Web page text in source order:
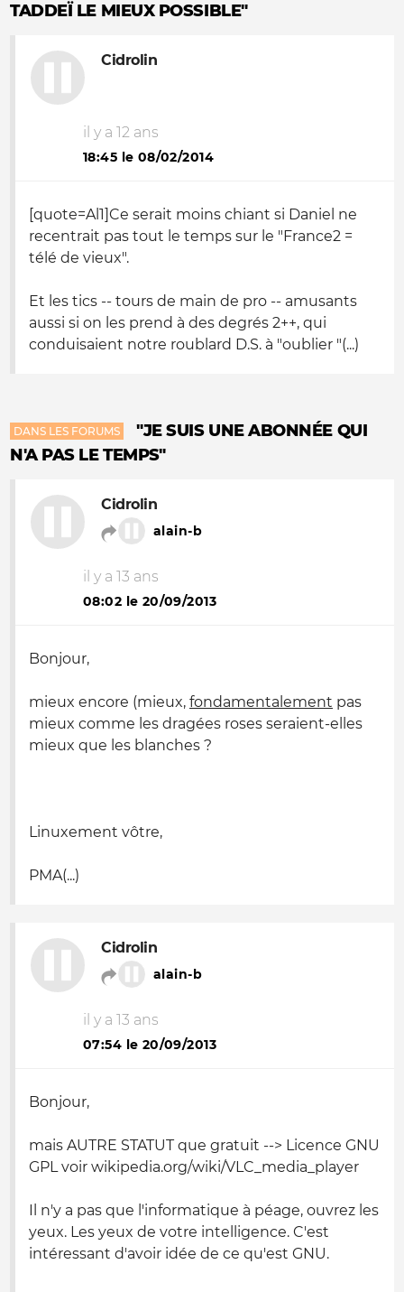
TADDEÏ LE MIEUX POSSIBLE"
Cidrolin
il y a 12 ans
18:45 le 08/02/2014
[quote=Al1]Ce serait moins chiant si Daniel ne
recentrait pas tout le temps sur le "France2 =
télé de vieux".
Et les tics -- tours de main de pro -- amusants
aussi si on les prend à des degrés 2++, qui
conduisaient notre roublard D.S. à "oublier "(...)
DANS LES FORUMS
"JE SUIS UNE ABONNÉE QUI
N'A PAS LE TEMPS"
Cidrolin
alain-b
il y a 13 ans
08:02 le 20/09/2013
Bonjour,
mieux encore (mieux, fondamentalement pas
mieux comme les dragées roses seraient-elles
mieux que les blanches ?
Linuxement vôtre,
PMA(...)
Cidrolin
alain-b
il y a 13 ans
07:54 le 20/09/2013
Bonjour,
mais AUTRE STATUT que gratuit --> Licence GNU
GPL voir wikipedia.org/wiki/VLC_media_player
Il n'y a pas que l'informatique à péage, ouvrez les
yeux. Les yeux de votre intelligence. C'est
intéressant d'avoir idée de ce qu'est GNU.